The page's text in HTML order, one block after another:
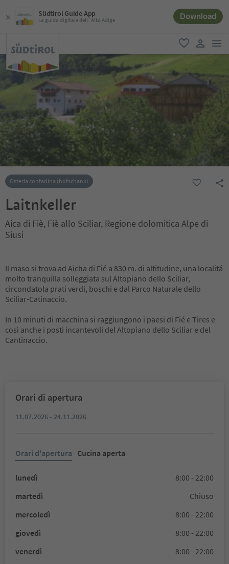
Südtirol Guide App
La guida digitale dell´Alto Adige Download
favoriti
user link
Osteria contadina (hofschank)
Laitnkeller
Aica di Fiè, Fiè allo Sciliar, Regione dolomitica Alpe di
Siusi
Il maso si trova ad Aicha di Fié a 830 m. di altitudine, una localitá
molto tranquilla solleggiata sul Altopiano dello Sciliar,
circondatola prati verdi, boschi e dal Parco Naturale dello
Sciliar-Catinaccio.
In 10 minuti di macchina si raggiungono i paesi di Fié e Tires e
così anche i posti incantevoli del Altopiano dello Sciliar e del
Cantinaccio.
Orari di apertura
11.07.2026 - 24.11.2026
Orari d'apertura Cucina aperta
lunedì
8:00 - 22:00
martedì
Chiuso
mercoledì
8:00 - 22:00
giovedì
8:00 - 22:00
venerdì
8:00 - 22:00